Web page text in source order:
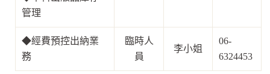
管理
◆經費預控出納業
務
臨時人
員
李小姐
06-
6324453